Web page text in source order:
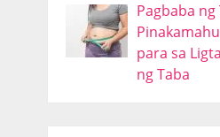
Pagbaba
para sa
ng Taba